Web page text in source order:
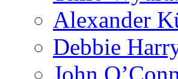
Alexander
Debbie